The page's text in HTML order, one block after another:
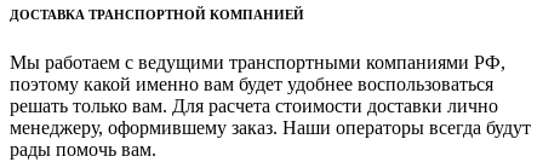
ДОСТАВКА ТРАНСПОРТНОЙ КОМПАНИЕЙ
Мы работаем с ведущими транспортными компаниями РФ,
поэтому какой именно вам будет удобнее воспользоваться
решать только вам. Для расчета стоимости доставки лично
менеджеру, оформившему заказ. Наши операторы всегда будут
рады помочь вам.